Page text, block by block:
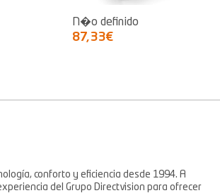
N�o definido
87,33€
conforto y eficiencia desde 1994. A
del Grupo Directvision para ofrecer